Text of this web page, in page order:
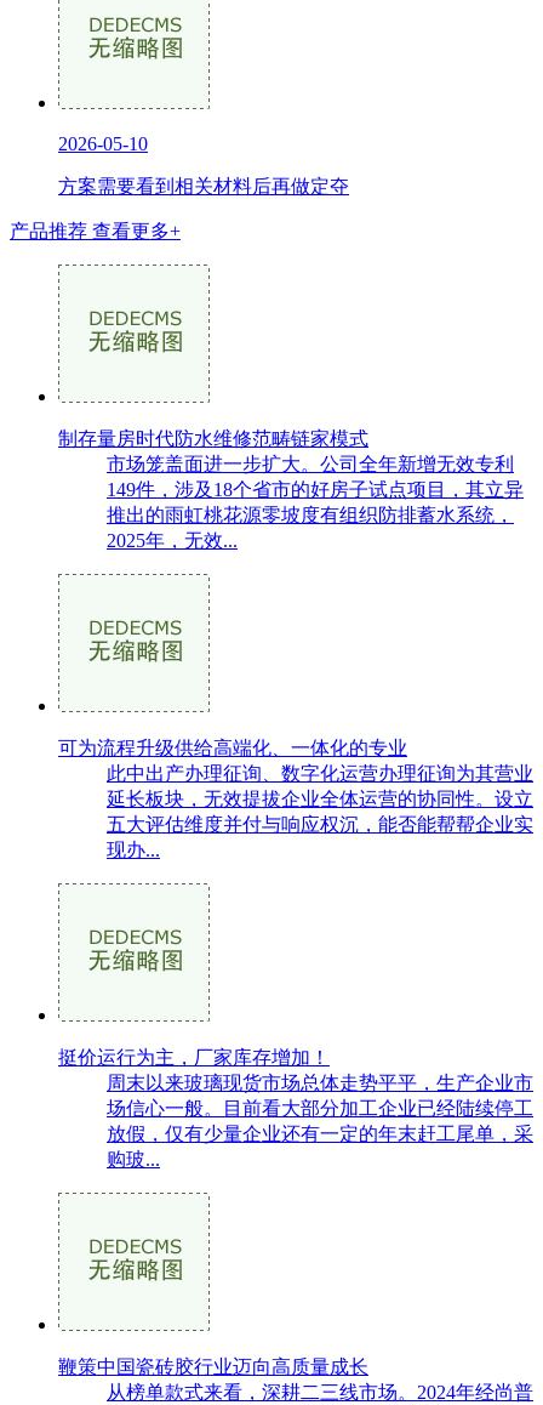
2026-05-10
方案需要看到相关材料后再做定夺
产品推荐 查看更多+
制存量房时代防水维修范畴链家模式
市场笼盖面进一步扩大。公司全年新增无效专利
149件，涉及18个省市的好房子试点项目，其立异
推出的雨虹桃花源零坡度有组织防排蓄水系统，
2025年，无效...
可为流程升级供给高端化、一体化的专业
此中出产办理征询、数字化运营办理征询为其营业
延长板块，无效提拔企业全体运营的协同性。设立
五大评估维度并付与响应权沉，能否能帮帮企业实
现办...
挺价运行为主，厂家库存增加！
周末以来玻璃现货市场总体走势平平，生产企业市
场信心一般。目前看大部分加工企业已经陆续停工
放假，仅有少量企业还有一定的年末赶工尾单，采
购玻...
鞭策中国瓷砖胶行业迈向高质量成长
从榜单款式来看，深耕二三线市场。2024年经尚普